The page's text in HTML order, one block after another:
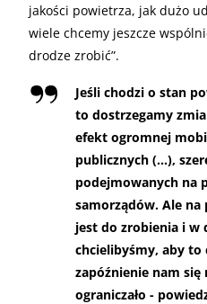
jakości powietrza, jak dużo
wiele chcemy jeszcze
drodze zrobić”.
Jeśli chodzi o stan
to dostrzegamy
efekt ogromnej
publicznych (…),
podejmowanych na
samorządów. Ale na
jest do zrobienia i w
chcielibyśmy, aby to
zapóźnienie nam
ograniczało -